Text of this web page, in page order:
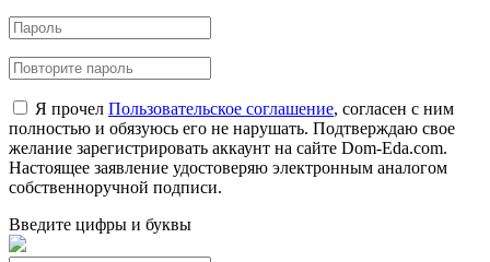
Я прочел Пользовательское соглашение, согласен с ним
полностью и обязуюсь его не нарушать. Подтверждаю свое
желание зарегистрировать аккаунт на сайте Dom-Eda.com.
Настоящее заявление удостоверяю электронным аналогом
собственноручной подписи.
Введите цифры и буквы